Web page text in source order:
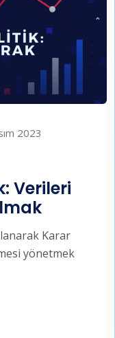
2023
Verileri
Karar
yönetmek